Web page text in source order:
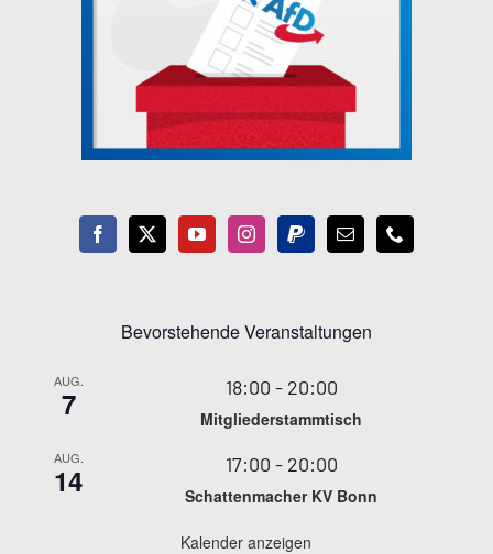
Bevorstehende Veranstaltungen
AUG.
7 18:00 - 20:00
Mitgliederstammtisch
AUG.
14 17:00 - 20:00
Schattenmacher KV Bonn
Kalender anzeigen